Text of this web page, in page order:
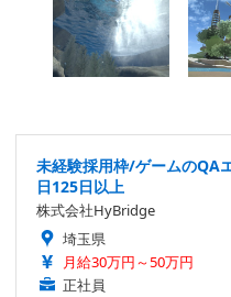
未経験採用枠/ゲームのQA
日125日以上
株式会社HyBridge
埼玉県
月給30万円～50万円
正社員